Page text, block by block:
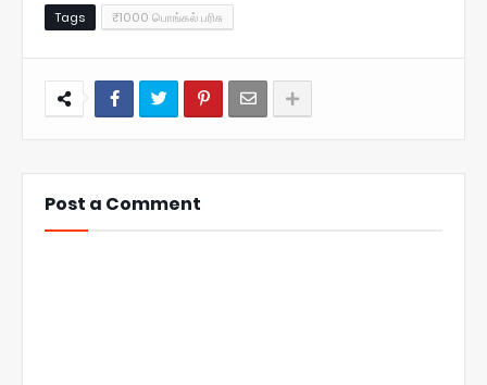
Tags ₹1000 பொங்கல் பரிசு
Post a Comment